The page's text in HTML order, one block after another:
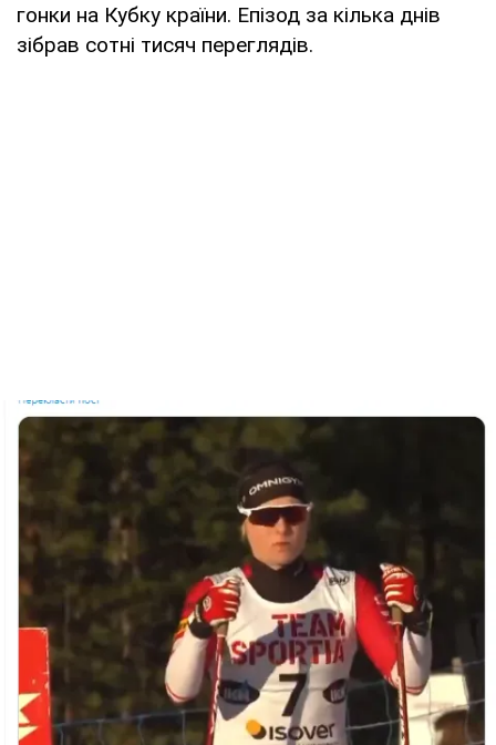
гонки на Кубку країни. Епізод за кілька днів
зібрав сотні тисяч переглядів.